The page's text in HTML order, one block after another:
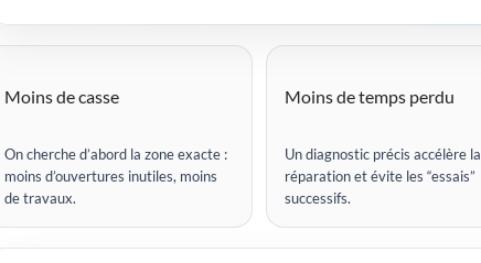
Moins de casse
On cherche d’abord la zone exacte :
moins d’ouvertures inutiles, moins
de travaux.
Moins de temps perdu
Un diagnostic précis accélère la
réparation et évite les “essais”
successifs.